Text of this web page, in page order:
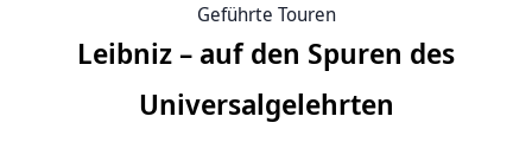
Geführte Touren
Leibniz – auf den Spuren des
Universalgelehrten